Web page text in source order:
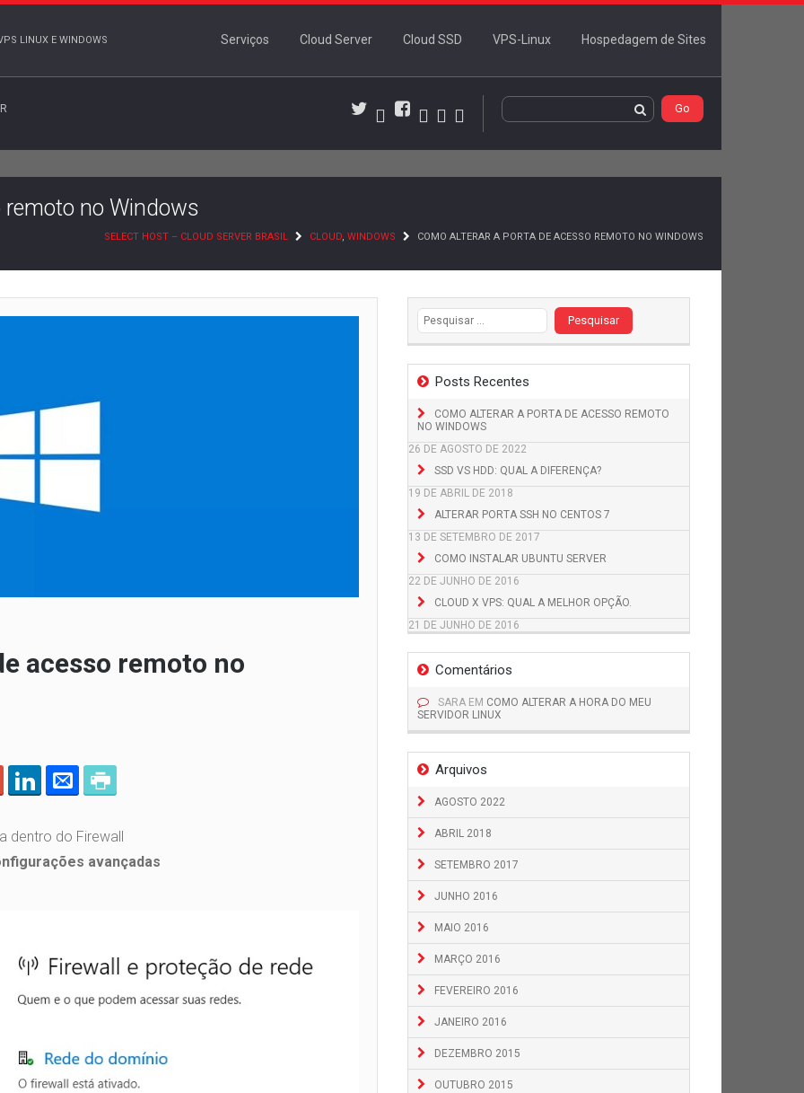
LINUX E WINDOWS Serviços Cloud Server Cloud SSD VPS-Linux Hospedagem de Sites
Twitter
WordPress
Facebook
ActivityMembers
no Windows
SELECT HOST – CLOUD SERVER BRASIL CLOUD, WINDOWS COMO ALTERAR A PORTA DE ACESSO REMOTO NO WINDOWS
Pesquisar por:
Posts Recentes
COMO ALTERAR A PORTA DE ACESSO REMOTO
NO WINDOWS
26 DE AGOSTO DE 2022
SSD VS HDD: QUAL A DIFERENÇA?
19 DE ABRIL DE 2018
ALTERAR PORTA SSH NO CENTOS 7
13 DE SETEMBRO DE 2017
COMO INSTALAR UBUNTU SERVER
22 DE JUNHO DE 2016
CLOUD X VPS: QUAL A MELHOR OPÇÃO.
21 DE JUNHO DE 2016
Comentários
SARA EM COMO ALTERAR A HORA DO MEU
SERVIDOR LINUX
Arquivos
AGOSTO 2022
ABRIL 2018
SETEMBRO 2017
JUNHO 2016
MAIO 2016
MARÇO 2016
FEVEREIRO 2016
JANEIRO 2016
DEZEMBRO 2015
OUTUBRO 2015
acesso remoto no
dentro do Firewall
avançadas